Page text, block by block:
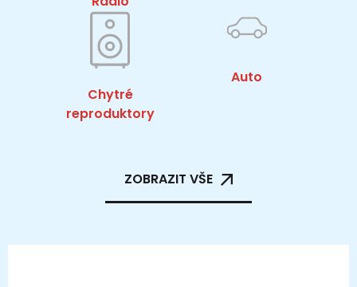
Chytré
reproduktory
Auto
ZOBRAZIT VŠE